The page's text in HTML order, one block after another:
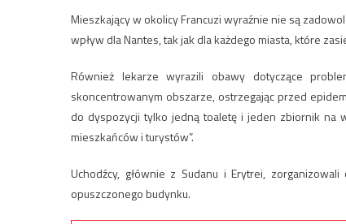
Mieszkający w okolicy Francuzi wyraźnie nie są
wpływ dla Nantes, tak jak dla każdego miasta, które
Również lekarze wyrazili obawy dotyczące
skoncentrowanym obszarze, ostrzegając przed
do dyspozycji tylko jedną toaletę i jeden zbiornik na
mieszkańców i turystów”.
Uchodźcy, głównie z Sudanu i Erytrei,
opuszczonego budynku.